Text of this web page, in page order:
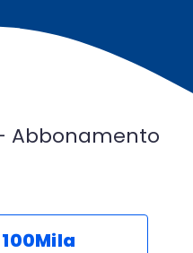
Abbonamento